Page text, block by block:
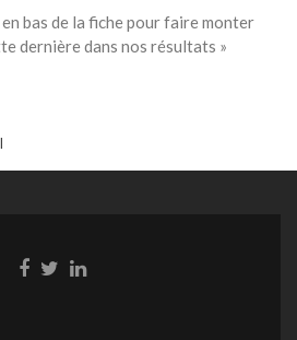
bas de la fiche pour faire monter
dernière dans nos résultats »